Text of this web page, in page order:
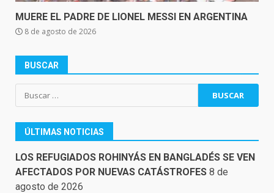
MUERE EL PADRE DE LIONEL MESSI EN ARGENTINA
8 de agosto de 2026
BUSCAR
Buscar:
ÚLTIMAS NOTICIAS
LOS REFUGIADOS ROHINYÁS EN BANGLADÉS SE VEN
AFECTADOS POR NUEVAS CATÁSTROFES 8 de
agosto de 2026